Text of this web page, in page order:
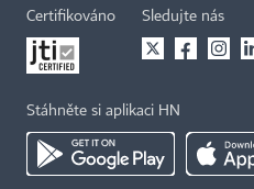
Certifikováno Sledujte nás
Stáhněte si aplikaci HN